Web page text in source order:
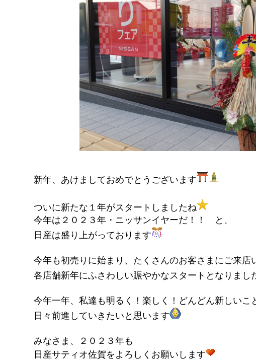
新年、あけましておめでとうございます
ついに新たな１年がスタートしましたね
今年は２０２３年・ニッサンイヤーだ！！ と、
日産は盛り上がっております
今年も初売りに始まり、たくさんのお客さまにご来店
各店舗新年にふさわしい賑やかなスタートとなりまし
今年一年、私達も明るく！楽しく！どんどん新しいこ
日々前進していきたいと思います
みなさま、２０２３年も
日産サティオ佐賀をよろしくお願いします